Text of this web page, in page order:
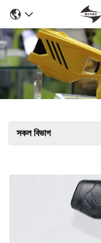
সকল বিভাগ